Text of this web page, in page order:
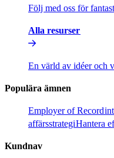
Följ med oss för
Alla resurser​​
En värld av idéer och
Populära ämnen​​
Employer of Record​​
affärsstrategi​​Hantera
Kundnav​​